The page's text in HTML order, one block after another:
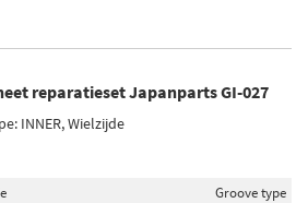
reparatieset Japanparts GI-027
INNER, Wielzijde
Groove type